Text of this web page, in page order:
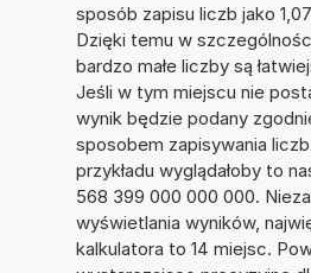
sposób zapisu liczb jako
Dzięki temu w
bardzo małe liczby są
Jeśli w tym miejscu nie
wynik będzie podany
sposobem zapisywania
przykładu wyglądałoby to
568 399 000 000 000.
wyświetlania wyników,
kalkulatora to 14 miejsc.